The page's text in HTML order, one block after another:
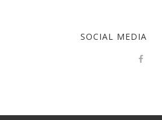
SOCIAL MEDIA